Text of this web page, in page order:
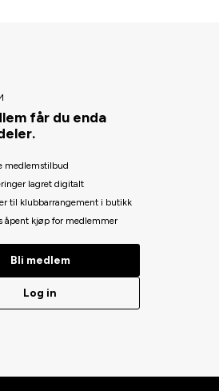
får du enda
medlemstilbud
lagret digitalt
til klubbarrangement i butikk
åpent kjøp for medlemmer
Bli medlem
Log in